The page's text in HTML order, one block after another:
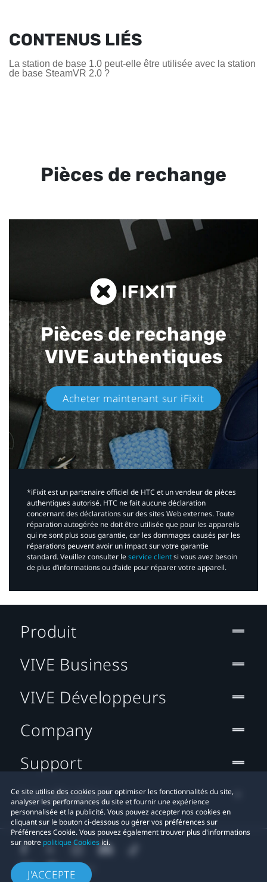
CONTENUS LIÉS
La station de base 1.0 peut-elle être utilisée avec la station
de base SteamVR 2.0 ?
Pièces de rechange
Pièces de rechange
VIVE authentiques​
Acheter maintenant sur iFixit​
*iFixit est un partenaire officiel de HTC et un vendeur de pièces
authentiques autorisé. HTC ne fait aucune déclaration
concernant des déclarations sur des sites Web externes. Toute
réparation autogérée ne doit être utilisée que pour les appareils
qui ne sont plus sous garantie, car les dommages causés par les
réparations peuvent avoir un impact sur votre garantie
standard. Veuillez consulter leservice clientsi vous avez besoin
de plus d’informations ou d’aide pour réparer votre appareil.​
Ce site utilise des cookies pour optimiser les fonctionnalités du site,
analyser les performances du site et fournir une expérience
personnalisée et la publicité. Vous pouvez accepter nos cookies en
cliquant sur le bouton ci-dessous ou gérer vos préférences sur
Préférences Cookie. Vous pouvez également trouver plus d'informations
sur notre politique Cookiesici.
J'ACCEPTE
Produit
VIVE Business
VIVE Développeurs
Company
Support
Localisation